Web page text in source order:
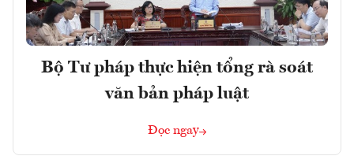
Bộ Tư pháp thực hiện tổng rà soát
văn bản pháp luật
Đọc ngay